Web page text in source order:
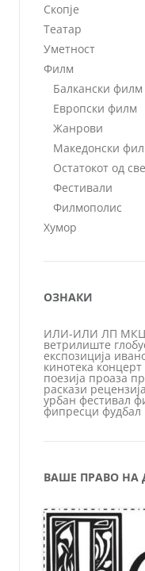
Скопје
Театар
Уметност
Филм
Балкански филм
Европски филм
Жанрови
Македонски
Остатокот од
Фестивали
Филмополис
Хумор
ОЗНАКИ
ИЛИ-ИЛИ ЛП МКЦ
ветрилиште
експозиција
кинотека концерт
поезија проаза
раскази рецензија
урбан фестивал
фипресци фудбал
ВАШЕ ПРАВО НА